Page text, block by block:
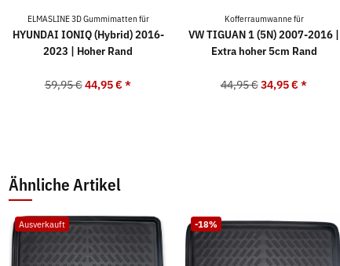
ELMASLINE 3D Gummimatten für
HYUNDAI IONIQ (Hybrid) 2016-
2023 | Hoher Rand
59,95 € 44,95 €*
Kofferraumwanne für
VW TIGUAN 1 (5N) 2007-2016 |
Extra hoher 5cm Rand
44,95 € 34,95 €*
Ähnliche Artikel
Ausverkauft -18%